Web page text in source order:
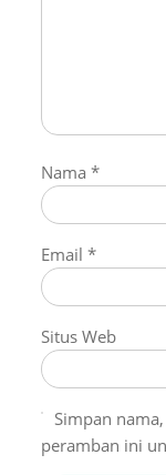
Nama*
Email*
Situs Web
Simpan
peramban ini